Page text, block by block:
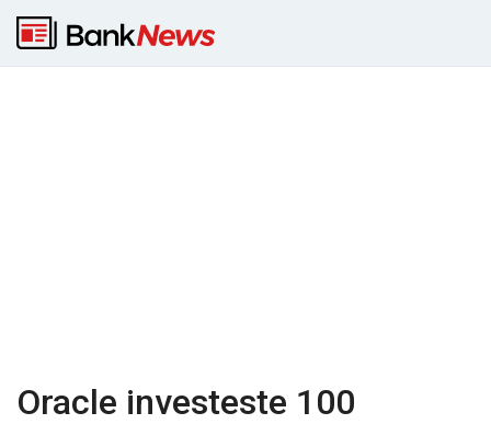
Oracle investeste 100